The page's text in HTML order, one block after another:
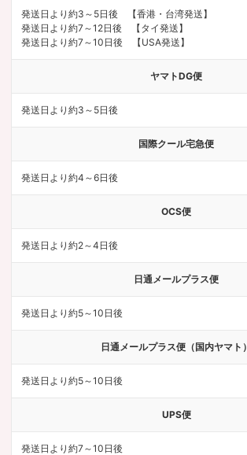
発送日より約3～5日後 【香港・台湾発送】
発送日より約7～12日後 【タイ発送】
発送日より約7～10日後 【USA発送】
ヤマトDG便
発送日より約3～5日後
国際クール宅急便
発送日より約4～6日後
OCS便
発送日より約2～4日後
日通メールプラス便
発送日より約5～10日後
日通メールプラス便（国内ヤマト）
発送日より約5～10日後
UPS便
発送日より約7～10日後